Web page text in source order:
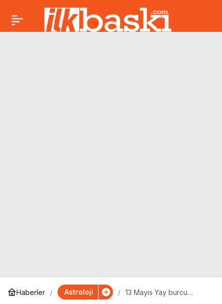
Haberler Astroloji
13 Mayıs Yay burcu
13 Mayıs Akrep burcu